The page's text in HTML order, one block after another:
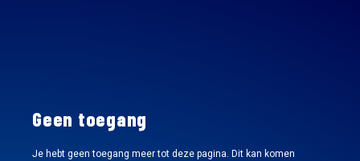
Geen toegang
Je hebt geen toegang meer tot deze pagina. Dit kan komen